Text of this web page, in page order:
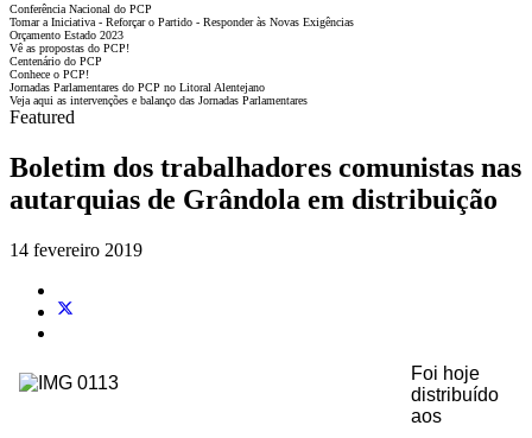
Conferência Nacional do PCP
Tomar a Iniciativa - Reforçar o Partido - Responder às Novas Exigências
Orçamento Estado 2023
Vê as propostas do PCP!
Centenário do PCP
Conhece o PCP!
Jornadas Parlamentares do PCP no Litoral Alentejano
Veja aqui as intervenções e balanço das Jornadas Parlamentares
Featured
Boletim dos trabalhadores comunistas nas
autarquias de Grândola em distribuição
14 fevereiro 2019
Foi hoje
distribuído
aos